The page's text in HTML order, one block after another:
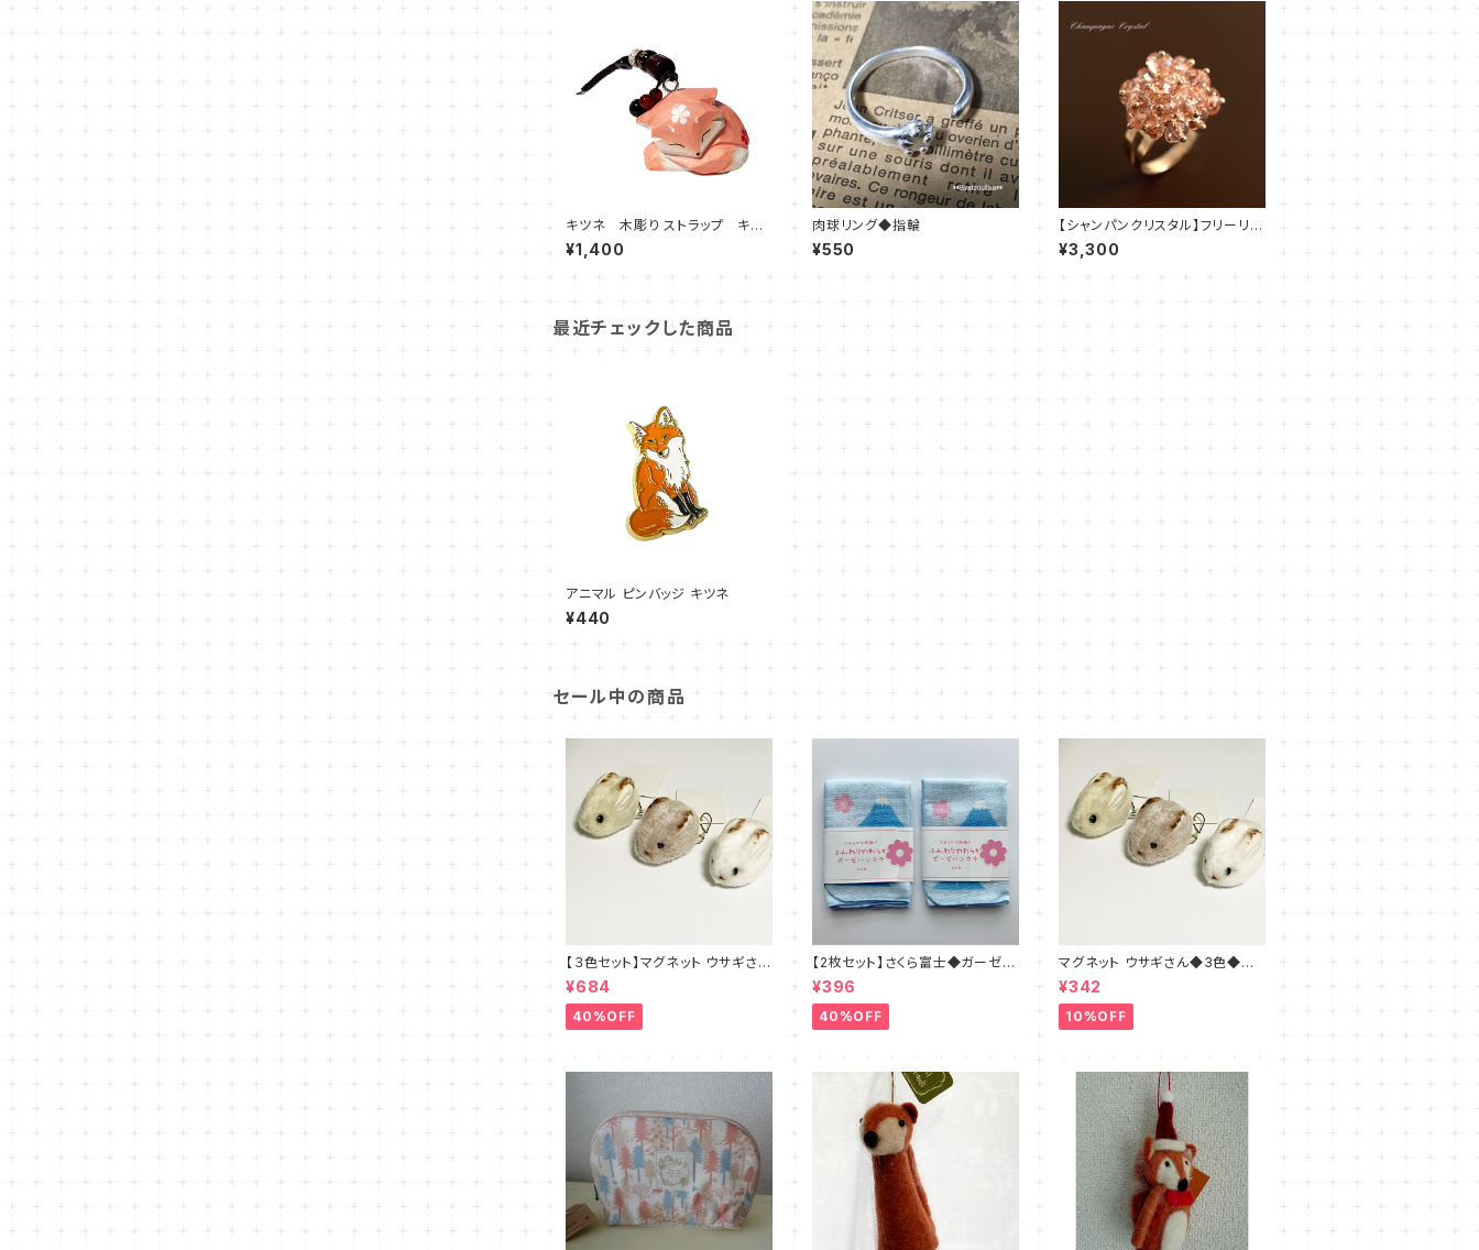
キツネ 木彫り ストラップ キー
ホルダー 狐
¥1,400
肉球リング◆指輪
¥550
【シャンパンクリスタル】フリーリン
グ
¥3,300
最近チェックした商品
アニマル ピンバッジ キツネ
¥440
セール中の商品
【３色セット】マグネット ウサギさん
◆ブラウン・ホワイト・ベージュ
¥684
40%OFF
【2枚セット】さくら富士◆ガーゼの
ハンカチ 日本製
¥396
40%OFF
マグネット ウサギさん◆3色◆ブ
ラウン・ホワイト・ベージュ
¥342
10%OFF